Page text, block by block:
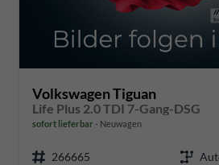
Volkswagen Tiguan
Life Plus 2.0 TDI 7-Gang-DSG
sofort lieferbar Neuwagen
266665